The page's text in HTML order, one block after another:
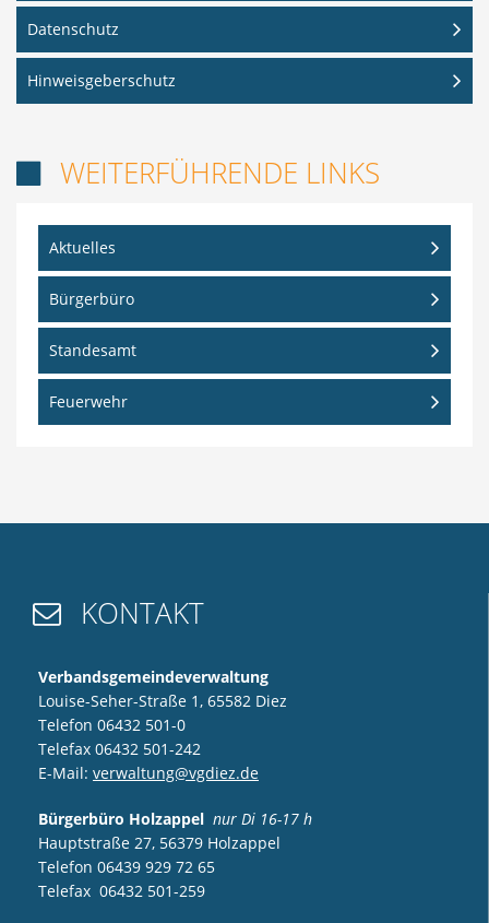
Datenschutz
Hinweisgeberschutz
WEITERFÜHRENDE LINKS
Aktuelles
Bürgerbüro
Standesamt
Feuerwehr
 KONTAKT
Verbandsgemeindeverwaltung
Louise-Seher-Straße 1, 65582 Diez
Telefon 06432 501-0
Telefax 06432 501-242
E-Mail: verwaltung@vgdiez.de
Bürgerbüro Holzappel nur Di 16-17 h
Hauptstraße 27, 56379 Holzappel
Telefon 06439 929 72 65
Telefax 06432 501-259